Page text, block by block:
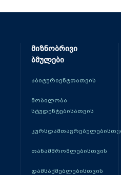
მიზნობრივი
ბმულები
აბიტურიენტთათვის
მობილობა
სტუდენტებისათვის
თანამშრომლებისთვის
დამსაქმებლებისთვის